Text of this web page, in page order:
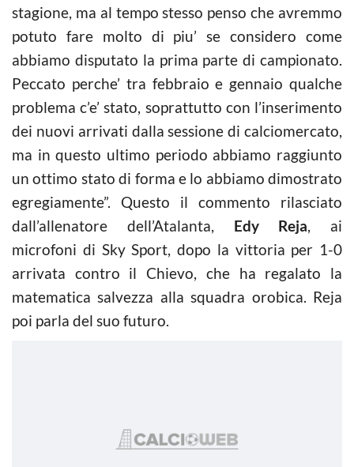
stagione, ma al tempo stesso penso che avremmo
potuto fare molto di piu’ se considero come
abbiamo disputato la prima parte di campionato.
Peccato perche’ tra febbraio e gennaio qualche
problema c’e’ stato, soprattutto con l’inserimento
dei nuovi arrivati dalla sessione di calciomercato,
ma in questo ultimo periodo abbiamo raggiunto
un ottimo stato di forma e lo abbiamo dimostrato
egregiamente”. Questo il commento rilasciato
dall’allenatore dell’Atalanta, Edy Reja, ai
microfoni di Sky Sport, dopo la vittoria per 1-0
arrivata contro il Chievo, che ha regalato la
matematica salvezza alla squadra orobica. Reja
poi parla del suo futuro.